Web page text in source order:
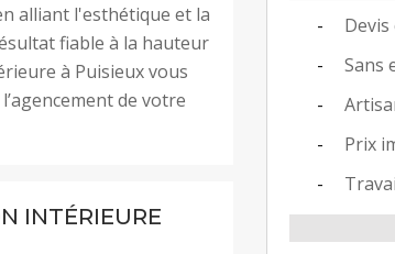
alliant l'esthétique et la
fiable à la hauteur
à Puisieux vous
de votre
INTÉRIEURE
Sans
Prix